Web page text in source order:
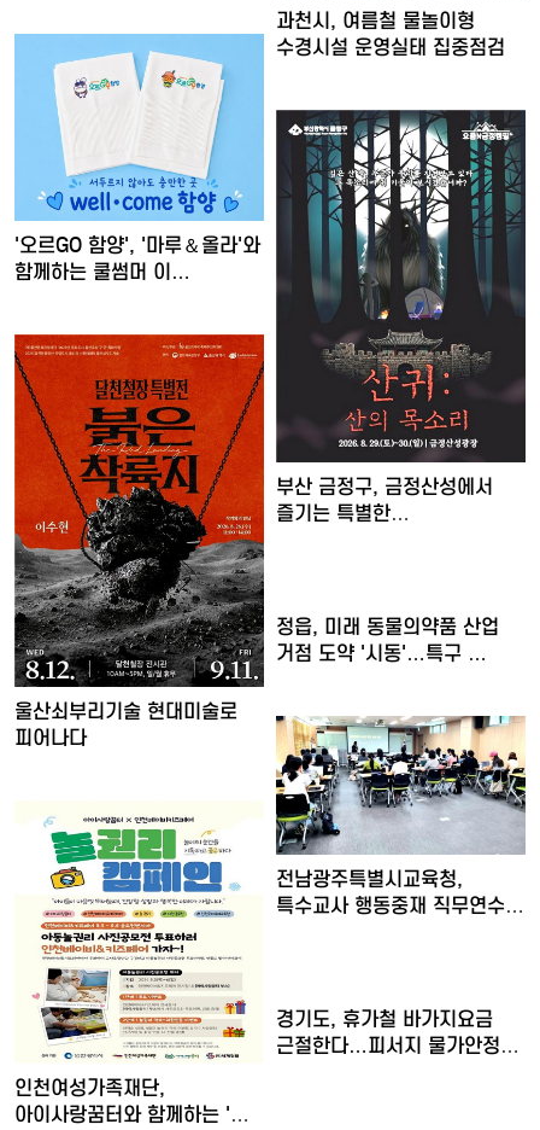
과천시, 여름철 물놀이형
수경시설 운영실태 집중점검
'오르GO 함양', '마루＆올라'와
함께하는 쿨썸머 이…
부산 금정구, 금정산성에서
즐기는 특별한
울산쇠부리기술 현대미술로
피어나다
정읍, 미래 동물의약품 산업
거점 도약 '시동'…특구 …
전남광주특별시교육청,
특수교사 행동중재 직무연수
인천여성가족재단,
아이사랑꿈터와 함께하는 '놀
경기도, 휴가철 바가지요금
근절한다…피서지 물가안정